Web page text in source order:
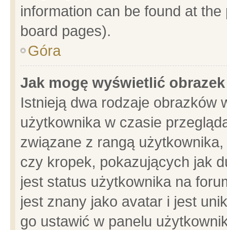
information can be found at
board pages).
Góra
Jak mogę wyświetlić
Istnieją dwa rodzaje obrazków
użytkownika w czasie
związane z rangą
czy kropek, pokazujących jak
jest status użytkownika na
jest znany jako avatar i jest
go ustawić w panelu